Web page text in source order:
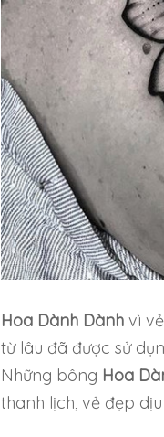
Hoa Dành Dành vì
từ lâu đã được sử
Những bông Hoa
thanh lịch, vẻ đẹp